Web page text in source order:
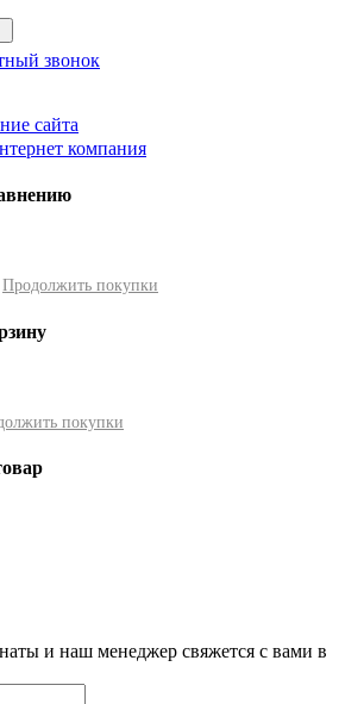
звонок
сайта
Продолжить покупки
покупки
и наш менеджер свяжется с вами в